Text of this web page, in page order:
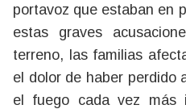
portavoz que estaban en
estas graves
terreno, las familias
el dolor de haber perdido
el fuego cada vez más